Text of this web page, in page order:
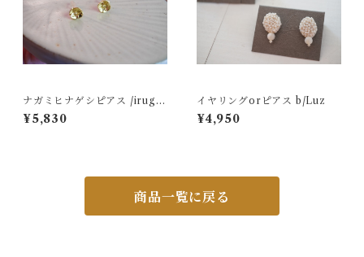
ナガミヒナゲシピアス /irugm
od
¥5,830
イヤリングorピアス b/Luz
¥4,950
商品一覧に戻る